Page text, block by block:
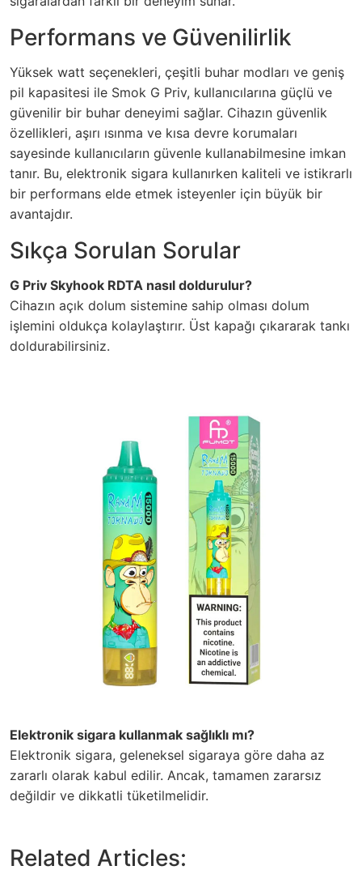
Performans ve Güvenilirlik
Yüksek watt seçenekleri, çeşitli buhar modları ve geniş
pil kapasitesi ile Smok G Priv, kullanıcılarına güçlü ve
güvenilir bir buhar deneyimi sağlar. Cihazın güvenlik
özellikleri, aşırı ısınma ve kısa devre korumaları
sayesinde kullanıcıların güvenle kullanabilmesine imkan
tanır. Bu, elektronik sigara kullanırken kaliteli ve istikrarlı
bir performans elde etmek isteyenler için büyük bir
avantajdır.
Sıkça Sorulan Sorular
G Priv Skyhook RDTA nasıl doldurulur?
Cihazın açık dolum sistemine sahip olması dolum
işlemini oldukça kolaylaştırır. Üst kapağı çıkararak tankı
doldurabilirsiniz.
Elektronik sigara kullanmak sağlıklı mı?
Elektronik sigara, geleneksel sigaraya göre daha az
zararlı olarak kabul edilir. Ancak, tamamen zararsız
değildir ve dikkatli tüketilmelidir.
Related Articles: